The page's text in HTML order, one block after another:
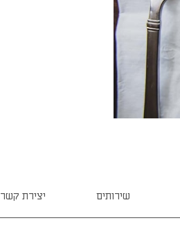
יצירת קשר שירותים